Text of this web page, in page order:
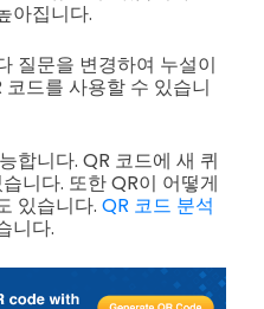
아집니다.
질문을 변경하여 누설이
드를 사용할 수 있습니
합니다. QR 코드에 새 퀴
니다. 또한 QR이 어떻게
있습니다. QR 코드 분석
니다.